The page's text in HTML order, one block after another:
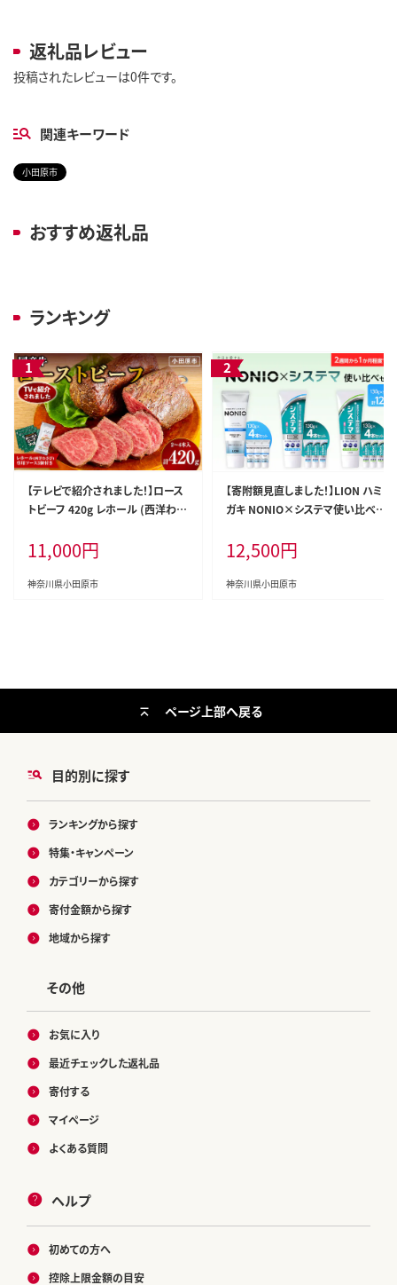
返礼品レビュー
投稿されたレビューは0件です。
関連キーワード
小田原市
おすすめ返礼品
ランキング
【テレビで紹介されました！】ロース
トビーフ 420g レホール (西洋わさ
肉 国産 お肉 オードブル 国産牛ロ
ーストビーフ 約420g（4～5人前）
ローストビーフソース レホール 神
11,000円
神奈川県小田原市
【寄附額見直しました！】LION ハミ
ガキ NONIO×システマ使い比べセ
12,500円
神奈川県小田原市
目的別に探す
ランキングから探す
特集・キャンペーン
カテゴリーから探す
寄付金額から探す
地域から探す
その他
お気に入り
最近チェックした返礼品
寄付する
マイページ
よくある質問
ヘルプ
初めての方へ
控除上限金額の目安
ページ上部へ戻る